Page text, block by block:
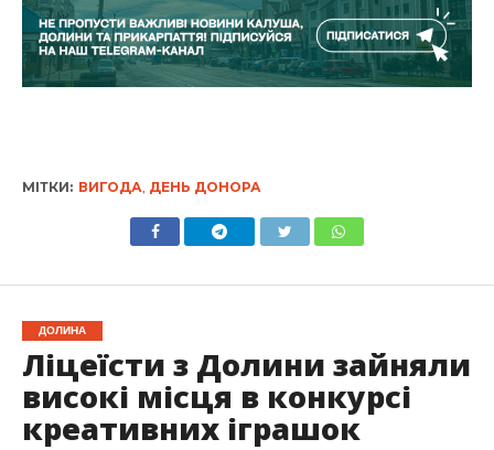
МІТКИ: ВИГОДА ДЕНЬ ДОНОРА
ДОЛИНА
Ліцеїсти з Долини зайняли
високі місця в конкурсі
креативних іграшок